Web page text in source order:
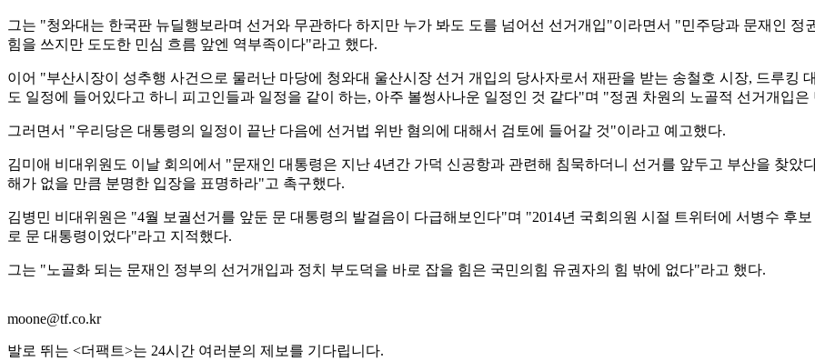
그는 "청와대는 한국판 뉴딜행보라며 선거와 무관하다 하지만 누가 봐도 도를 넘어선 선거개입"이라면서 "민주당과 문재인
힘을 쓰지만 도도한 민심 흐름 앞엔 역부족이다"라고 했다.
이어 "부산시장이 성추행 사건으로 물러난 마당에 청와대 울산시장 선거 개입의 당사자로서 재판을 받는 송철호 시장, 드루킹
도 일정에 들어있다고 하니 피고인들과 일정을 같이 하는, 아주 볼썽사나운 일정인 것 같다"며 "정권 차원의 노골적 선거개입
그러면서 "우리당은 대통령의 일정이 끝난 다음에 선거법 위반 혐의에 대해서 검토에 들어갈 것"이라고 예고했다.
김미애 비대위원도 이날 회의에서 "문재인 대통령은 지난 4년간 가덕 신공항과 관련해 침묵하더니 선거를 앞두고 부산을 찾
해가 없을 만큼 분명한 입장을 표명하라"고 촉구했다.
김병민 비대위원은 "4월 보궐선거를 앞둔 문 대통령의 발걸음이 다급해보인다"며 "2014년 국회의원 시절 트위터에 서병수 후
로 문 대통령이었다"라고 지적했다.
그는 "노골화 되는 문재인 정부의 선거개입과 정치 부도덕을 바로 잡을 힘은 국민의힘 유권자의 힘 밖에 없다"라고 했다.
moone@tf.co.kr
발로 뛰는 <더팩트>는 24시간 여러분의 제보를 기다립니다.